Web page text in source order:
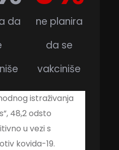
da
ne planira
da se
vakciniše
istraživanja
48,2 odsto
u vezi s
kovida-19.